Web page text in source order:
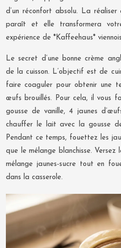
d’un réconfort absolu. La réaliser
paraît et elle transformera
expérience de *Kaffeehaus*
Le secret d’une bonne crème
de la cuisson. L’objectif est de
faire coaguler pour obtenir une
œufs brouillés. Pour cela, il vous
gousse de vanille, 4 jaunes
chauffer le lait avec la gousse
Pendant ce temps, fouettez les
que le mélange blanchisse.
mélange jaunes-sucre tout en
dans la casserole.